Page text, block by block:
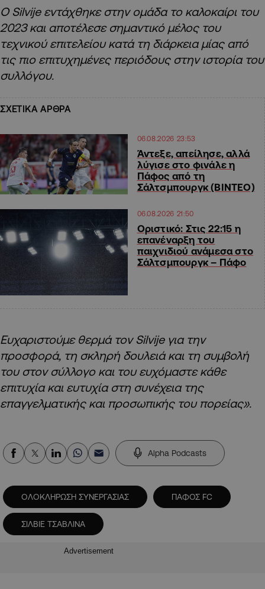
Ο Silvije εντάχθηκε στην ομάδα το καλοκαίρι του
2023 και αποτέλεσε σημαντικό μέλος του
τεχνικού επιτελείου κατά τη διάρκεια μίας από
τις πιο επιτυχημένες περιόδους στην ιστορία του
συλλόγου.
ΣΧΕΤΙΚΑ ΑΡΘΡΑ
06.08.2026 23:53
Άντεξε, απείλησε, αλλά
λύγισε στο φινάλε η
Πάφος από τη
Σάλτσμπουργκ (BINTEO)
06.08.2026 21:50
Οριστικό: Στις 22:15 η
επανέναρξη του
παιχνιδιού ανάμεσα στο
Σάλτσμπουργκ – Πάφο
Ευχαριστούμε θερμά τον Silvije για την
προσφορά, τη σκληρή δουλειά και τη συμβολή
του στον σύλλογο και του ευχόμαστε κάθε
επιτυχία και ευτυχία στη συνέχεια της
επαγγελματικής και προσωπικής του πορείας».
Alpha Podcasts
ΟΛΟΚΛΗΡΩΣΗ ΣΥΝΕΡΓΑΣΙΑΣ ΠΑΦΟΣ FC
ΣΙΛΒΙΕ ΤΣΑΒΛΙΝΑ
Advertisement